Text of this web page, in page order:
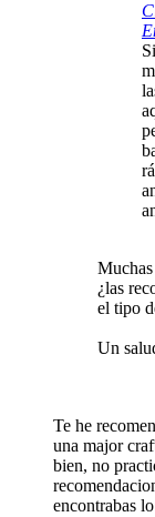
¿las
el tipo
Un
Te he
una major
bien, no
encontrabas